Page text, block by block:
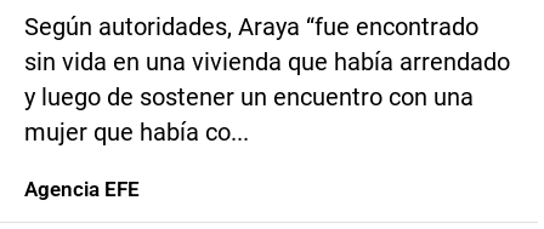
Según autoridades, Araya “fue encontrado
sin vida en una vivienda que había arrendado
y luego de sostener un encuentro con una
mujer que había co...
Agencia EFE